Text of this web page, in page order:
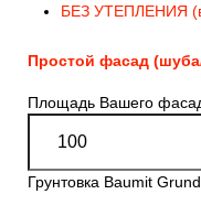
БЕЗ УТЕПЛЕНИЯ
Простой фасад
Площадь Вашего
Грунтовка Baumit Grund